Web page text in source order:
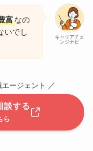
キャリアチェ
ンジナビ
富なの
いでし
ージェント ／
談する
ら